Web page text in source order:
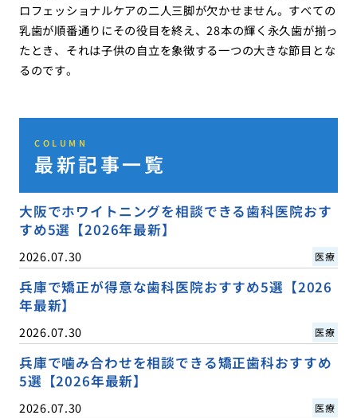
ロフェッショナルケアの二人三脚が欠かせません。すべての
乳歯が順番通りにその役目を終え、28本の輝く永久歯が揃っ
たとき、それは子供の自立を象徴する一つの大きな節目とな
るのです。
COLUMN
最新記事一覧
大阪でホワイトニングを相談できる歯科医院おす
すめ5選【2026年最新】
2026.07.30 医療
兵庫で矯正が得意な歯科医院おすすめ5選【2026
年最新】
2026.07.30 医療
兵庫で噛み合わせを相談できる矯正歯科おすすめ
5選【2026年最新】
2026.07.30 医療